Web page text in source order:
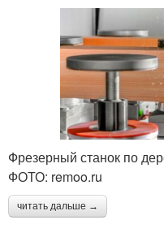
Фрезерный станок по
ФОТО: remoo.ru
читать дальше →